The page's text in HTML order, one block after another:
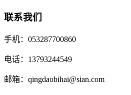
联系我们
手机：053287700860
电话：13793244549
邮箱：qingdaobihai@sian.com